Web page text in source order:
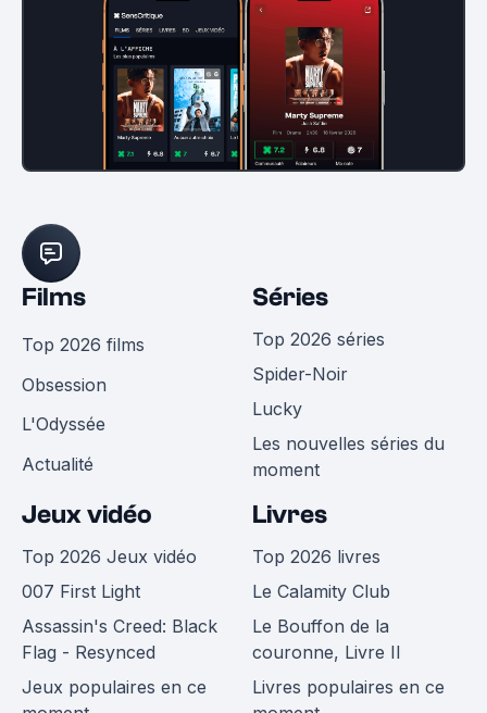
Films
Top 2026 films
Obsession
L'Odyssée
Actualité
Séries
Top 2026 séries
Spider-Noir
Lucky
Les nouvelles séries du
moment
Jeux vidéo
Top 2026 Jeux vidéo
007 First Light
Assassin's Creed: Black
Flag - Resynced
Jeux populaires en ce
Livres
Top 2026 livres
Le Calamity Club
Le Bouffon de la
couronne, Livre II
Livres populaires en ce